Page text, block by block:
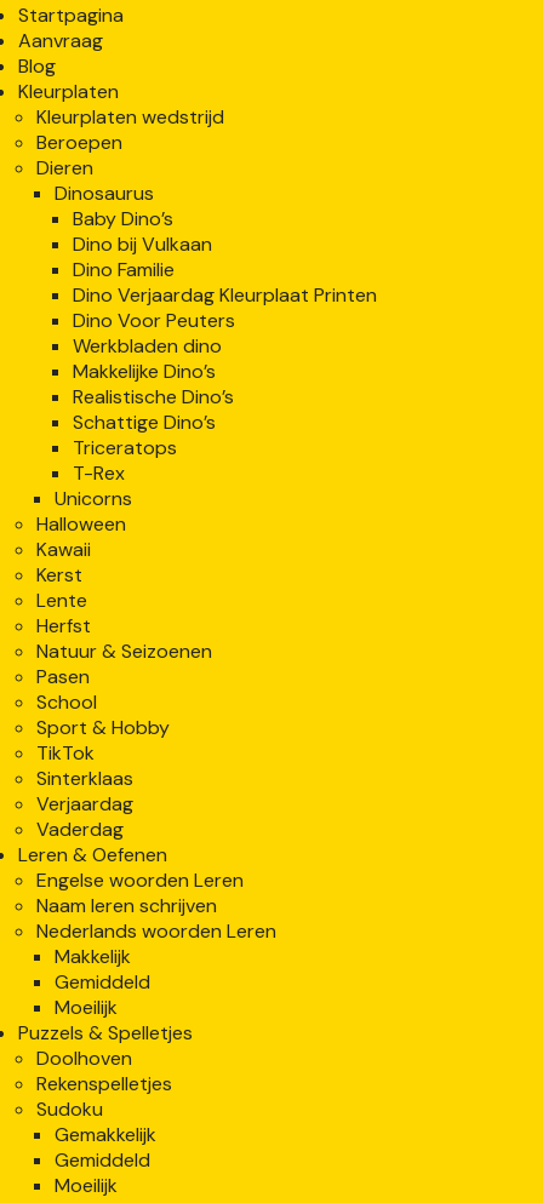
Startpagina
Aanvraag
Blog
Kleurplaten
Kleurplaten wedstrijd
Beroepen
Dieren
Dinosaurus
Baby Dino’s
Dino bij Vulkaan
Dino Familie
Dino Verjaardag Kleurplaat Printen
Dino Voor Peuters
Werkbladen dino
Makkelijke Dino’s
Realistische Dino’s
Schattige Dino’s
Triceratops
T-Rex
Unicorns
Halloween
Kawaii
Kerst
Lente
Herfst
Natuur & Seizoenen
Pasen
School
Sport & Hobby
TikTok
Sinterklaas
Verjaardag
Vaderdag
Leren & Oefenen
Engelse woorden Leren
Naam leren schrijven
Nederlands woorden Leren
Makkelijk
Gemiddeld
Moeilijk
Puzzels & Spelletjes
Doolhoven
Rekenspelletjes
Sudoku
Gemakkelijk
Gemiddeld
Moeilijk